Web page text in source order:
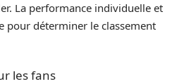
La performance individuelle et
pour déterminer le classement
les fans